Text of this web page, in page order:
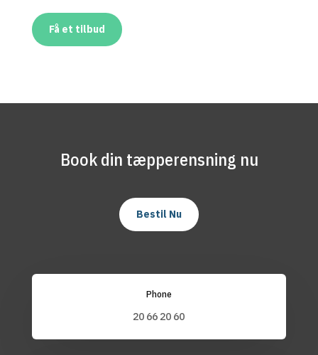
Få et tilbud
Book din tæpperensning nu
Bestil Nu
Phone
20 66 20 60